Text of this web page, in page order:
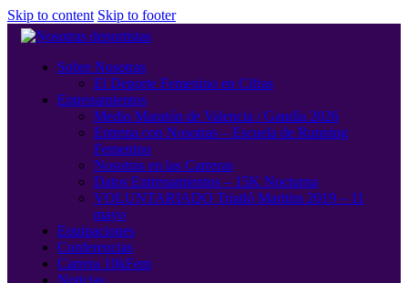
Skip to content Skip to footer
Sobre Nosotras
El Deporte Femenino en Cifras
Entrenamientos
Medio Maratón de Valencia / Gandía 2026
Entrena con Nosotras – Escuela de Running
Femenino
Nosotras en las Carreras
Datos Entrenamientos – 15K Nocturna
VOLUNTARIADO Triatló Maritim 2019 – 11
mayo
Equipaciones
Conferencias
Carrera 10kFem
Noticias